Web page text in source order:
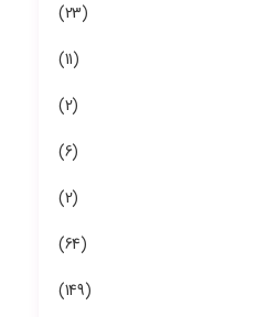
23
11
2
6
2
64
149